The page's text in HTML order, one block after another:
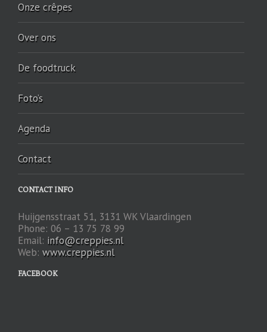
Onze crêpes
Over ons
De foodtruck
Foto’s
Agenda
Contact
CONTACT INFO
Huijgensstraat 51, 3131 WK Vlaardingen
Phone: 06 – 13 75 78 99
Email: info@creppies.nl
Web: www.creppies.nl
FACEBOOK